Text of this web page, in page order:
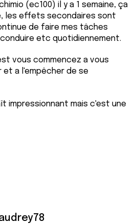
(ec100) il y a 1 semaine, ça
les effets secondaires sont
de faire mes tâches
etc quotidiennement.
vous commencez a vous
a l'empêcher de se
impressionnant mais c'est une